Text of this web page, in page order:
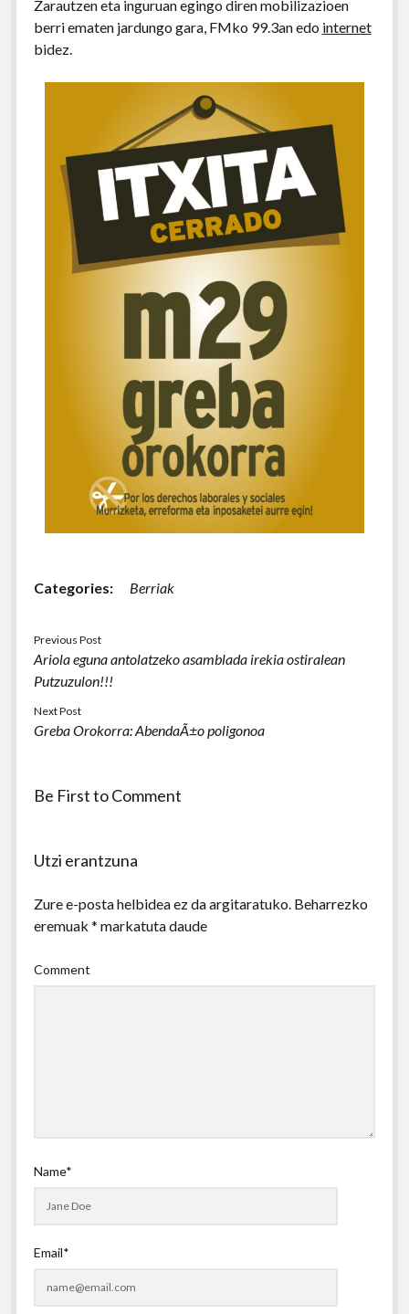
Zarautzen eta inguruan egingo diren mobilizazioen
berri ematen jardungo gara, FMko 99.3an edo internet
bidez.
Categories: Berriak
Previous Post
Ariola eguna antolatzeko asamblada irekia ostiralean
Putzuzulon!!!
Next Post
Greba Orokorra: AbendaÃ±o poligonoa
Be First to Comment
Utzi erantzuna
Zure e-posta helbidea ez da argitaratuko. Beharrezko
eremuak * markatuta daude
Comment
Name*
Email*